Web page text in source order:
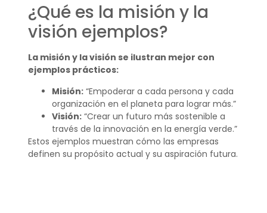
¿Qué es la misión y la
visión ejemplos?
La misión y la visión se ilustran mejor con
ejemplos prácticos:
Misión:“Empoderar a cada persona y cada
organización en el planeta para lograr más.”
Visión:“Crear un futuro más sostenible a
través de la innovación en la energía verde.”
Estos ejemplos muestran cómo las empresas
definen su propósito actual y su aspiración futura.